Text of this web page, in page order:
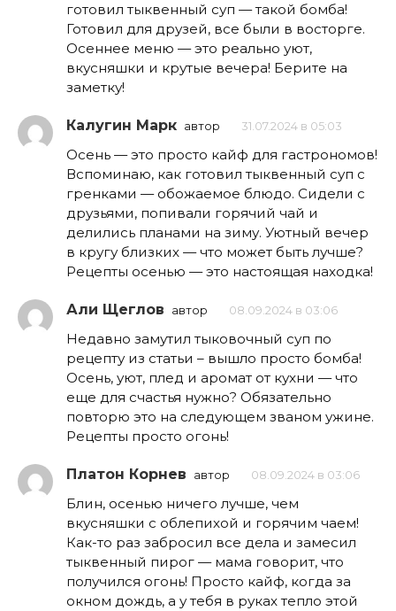
готовил тыквенный суп — такой бомба!
Готовил для друзей, все были в восторге.
Осеннее меню — это реально уют,
вкусняшки и крутые вечера! Берите на
заметку!
Калугин Марк автор 31.07.2024 в 05:03
Осень — это просто кайф для гастрономов!
Вспоминаю, как готовил тыквенный суп с
гренками — обожаемое блюдо. Сидели с
друзьями, попивали горячий чай и
делились планами на зиму. Уютный вечер
в кругу близких — что может быть лучше?
Рецепты осенью — это настоящая находка!
Али Щеглов автор 08.09.2024 в 03:06
Недавно замутил тыковочный суп по
рецепту из статьи – вышло просто бомба!
Осень, уют, плед и аромат от кухни — что
еще для счастья нужно? Обязательно
повторю это на следующем званом ужине.
Рецепты просто огонь!
Платон Корнев автор 08.09.2024 в 03:06
Блин, осенью ничего лучше, чем
вкусняшки с облепихой и горячим чаем!
Как-то раз забросил все дела и замесил
тыквенный пирог — мама говорит, что
получился огонь! Просто кайф, когда за
окном дождь, а у тебя в руках тепло этой